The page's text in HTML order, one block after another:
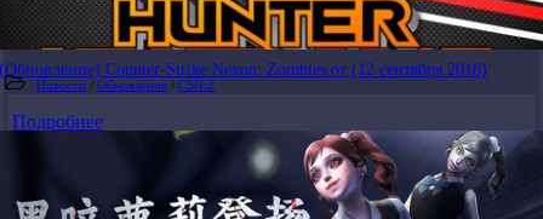
(Обновление) Counter-Strike Nexon: Zombies от (12 сентября 2018)
Новости / Обновления / CSN:Z
Подробнее